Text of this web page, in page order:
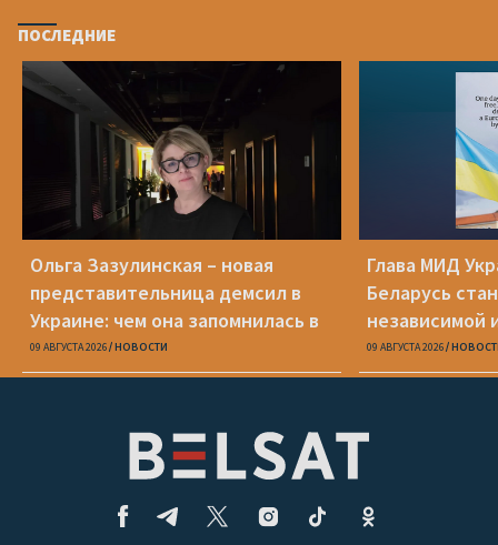
ПОСЛЕДНИЕ
Ольга Зазулинская – новая
представительница демсил в
Украине: чем она запомнилась в
ОПК
09 АВГУСТА 2026 НОВОСТИ
Глава МИД
Беларусь
независимой
09 АВГУСТА 2026